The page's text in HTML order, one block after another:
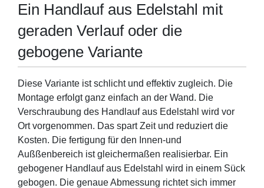
Ein Handlauf aus Edelstahl mit
geraden Verlauf oder die
gebogene Variante
Diese Variante ist schlicht und effektiv zugleich. Die
Montage erfolgt ganz einfach an der Wand. Die
Verschraubung des Handlauf aus Edelstahl wird vor
Ort vorgenommen. Das spart Zeit und reduziert die
Kosten. Die fertigung für den Innen-und
Außßenbereich ist gleichermaßen realisierbar. Ein
gebogener Handlauf aus Edelstahl wird in einem Sück
gebogen. Die genaue Abmessung richtet sich immer